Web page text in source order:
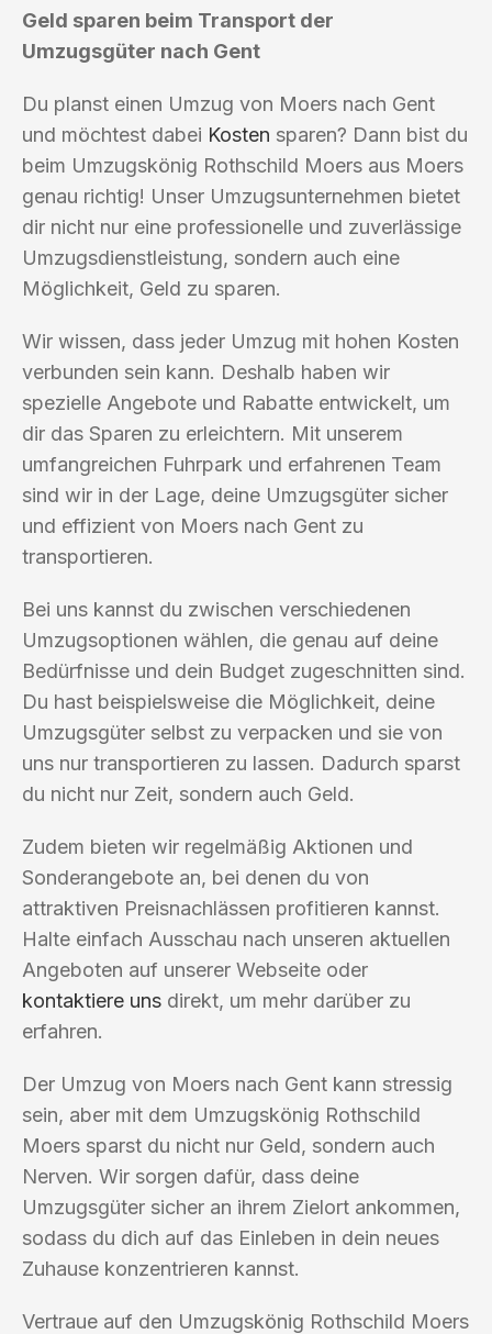
Geld sparen beim Transport der
Umzugsgüter nach Gent
Du planst einen Umzug von Moers nach Gent
und möchtest dabei Kosten sparen? Dann bist du
beim Umzugskönig Rothschild Moers aus Moers
genau richtig! Unser Umzugsunternehmen bietet
dir nicht nur eine professionelle und zuverlässige
Umzugsdienstleistung, sondern auch eine
Möglichkeit, Geld zu sparen.
Wir wissen, dass jeder Umzug mit hohen Kosten
verbunden sein kann. Deshalb haben wir
spezielle Angebote und Rabatte entwickelt, um
dir das Sparen zu erleichtern. Mit unserem
umfangreichen Fuhrpark und erfahrenen Team
sind wir in der Lage, deine Umzugsgüter sicher
und effizient von Moers nach Gent zu
transportieren.
Bei uns kannst du zwischen verschiedenen
Umzugsoptionen wählen, die genau auf deine
Bedürfnisse und dein Budget zugeschnitten sind.
Du hast beispielsweise die Möglichkeit, deine
Umzugsgüter selbst zu verpacken und sie von
uns nur transportieren zu lassen. Dadurch sparst
du nicht nur Zeit, sondern auch Geld.
Zudem bieten wir regelmäßig Aktionen und
Sonderangebote an, bei denen du von
attraktiven Preisnachlässen profitieren kannst.
Halte einfach Ausschau nach unseren aktuellen
Angeboten auf unserer Webseite oder
kontaktiere uns direkt, um mehr darüber zu
erfahren.
Der Umzug von Moers nach Gent kann stressig
sein, aber mit dem Umzugskönig Rothschild
Moers sparst du nicht nur Geld, sondern auch
Nerven. Wir sorgen dafür, dass deine
Umzugsgüter sicher an ihrem Zielort ankommen,
sodass du dich auf das Einleben in dein neues
Zuhause konzentrieren kannst.
Vertraue auf den Umzugskönig Rothschild Moers